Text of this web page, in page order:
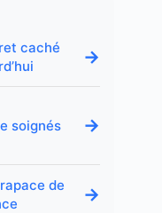
caché
→
soignés
→
de
→